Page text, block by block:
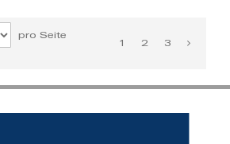
pro Seite
1
2 3